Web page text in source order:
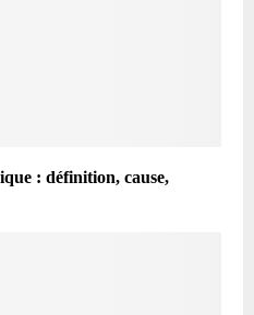
: définition, cause,